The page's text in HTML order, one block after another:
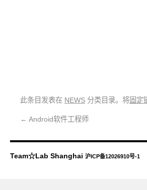
此条目发表在 NEWS 分类目录。将固定
← Android软件工程师
Team☆Lab Shanghai 沪ICP备12026910号-1